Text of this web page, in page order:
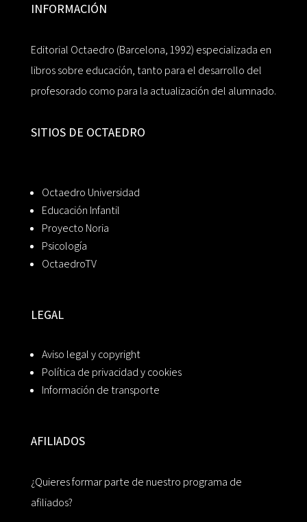
INFORMACIÓN
Editorial Octaedro (Barcelona, 1992) especializada en
libros sobre educación, tanto para el desarrollo del
profesorado como para la actualización del alumnado.
SITIOS DE OCTAEDRO
Octaedro Universidad
Educación Infantil
Proyecto Noria
Psicología
OctaedroTV
LEGAL
Aviso legal y copyright
Política de privacidad y cookies
Información de transporte
AFILIADOS
¿Quieres formar parte de nuestro programa de
afiliados?